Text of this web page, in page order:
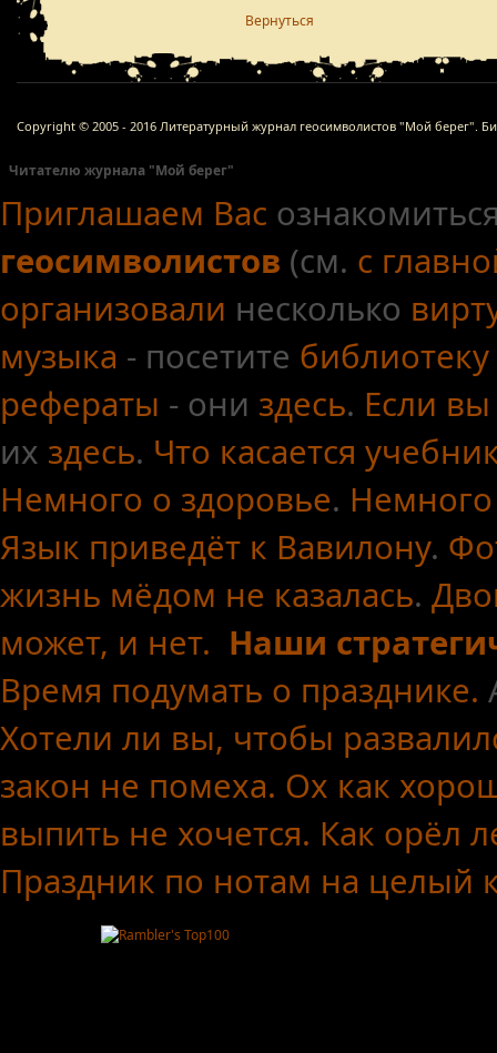
Вернуться
Copyright © 2005 - 2016 Литературный журнал геосимволистов "Мой берег".
Читателю журнала "Мой берег"
Приглашаем Вас
геосимволистов (см. с
организовали несколько
музыка - посетите
рефераты - они здесь. Если
их здесь. Что касается
Немного о здоровье.
Язык приведёт к Вавилону.
жизнь мёдом не казалась.
может, и нет. Наши
Время подумать о празднике.
Хотели ли вы, чтобы
закон не помеха. Ох как
выпить не хочется. Как орёл
Праздник по нотам на целый